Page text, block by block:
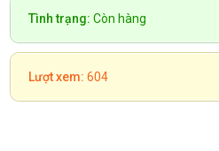
Tình trạng: Còn hàng
Lượt xem: 604